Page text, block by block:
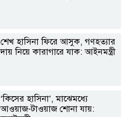
শেখ হাসিনা ফিরে আসুক, গণহত্যার
দায় নিয়ে কারাগারে যাক: আইনমন্ত্রী
‘কিসের হাসিনা’, মাঝেমধ্যে
আওয়াজ-টাওয়াজ শোনা যায়: